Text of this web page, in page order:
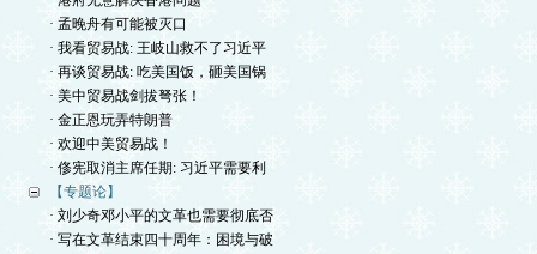
· 孟晚舟有可能被灭口
· 我看贸易战: 王岐山救不了习近平
· 再谈贸易战: 吃美国饭，砸美国锅
· 美中贸易战剑拔弩张！
· 金正恩玩弄特朗普
· 欢迎中美贸易战！
· 俢宪取消主席任期: 习近平需要利
【专题论】
· 刘少奇邓小平的文革也需要彻底否
· 写在文革结束四十周年：困境与破